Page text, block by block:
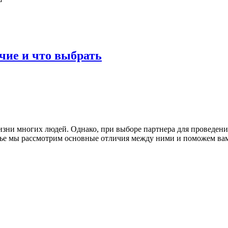
и что выбрать
многих людей. Однако, при выборе партнера для
мы рассмотрим основные отличия между ними и поможем